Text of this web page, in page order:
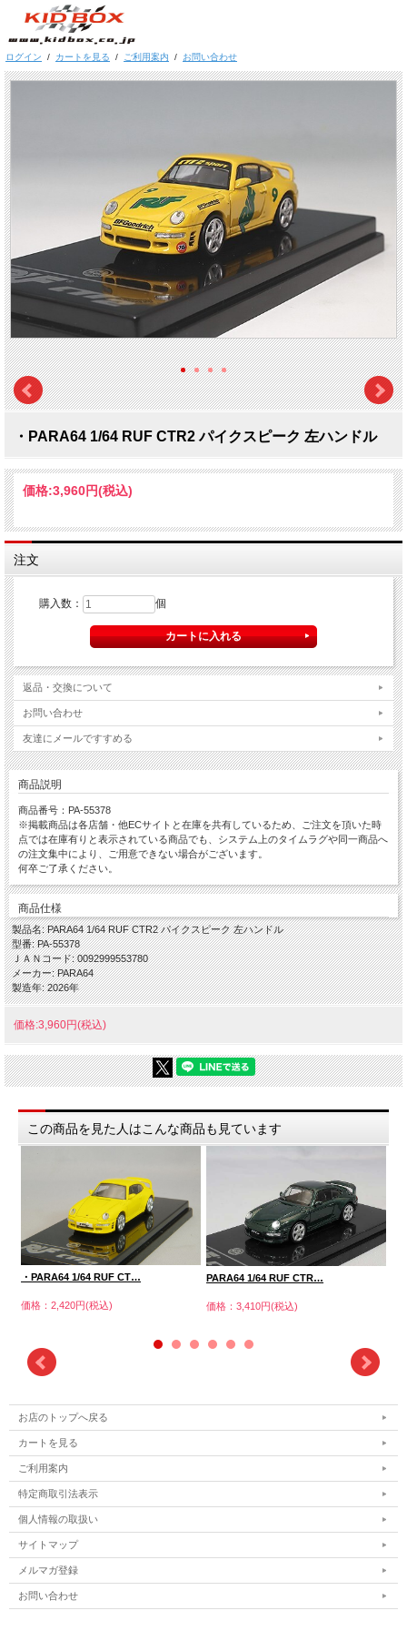
ログイン / カートを見る / ご利用案内 / お問い合わせ
・PARA64 1/64 RUF CTR2 パイクスピーク 左ハンドル
価格:3,960円(税込)
注文
購入数： 個
返品・交換について
お問い合わせ
友達にメールですすめる
商品説明
商品番号：PA-55378
※掲載商品は各店舗・他ECサイトと在庫を共有しているため、ご注文を頂いた時
点では在庫有りと表示されている商品でも、システム上のタイムラグや同一商品へ
の注文集中により、ご用意できない場合がございます。
何卒ご了承ください。
商品仕様
製品名: PARA64 1/64 RUF CTR2 パイクスピーク 左ハンドル
型番: PA-55378
ＪＡＮコード: 0092999553780
メーカー: PARA64
製造年: 2026年
価格:3,960円(税込)
この商品を見た人はこんな商品も見ています
・PARA64 1/64 RUF CT…
価格：2,420円(税込)
PARA64 1/64 RUF CTR…
価格：3,410円(税込)
お店のトップへ戻る
カートを見る
ご利用案内
特定商取引法表示
個人情報の取扱い
サイトマップ
メルマガ登録
お問い合わせ